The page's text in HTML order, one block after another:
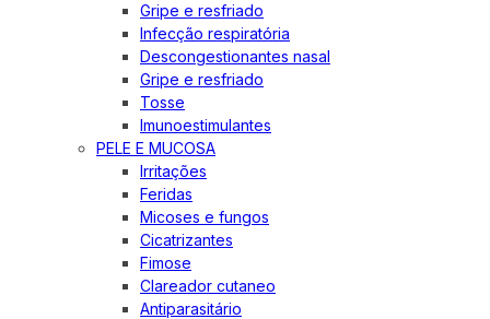
Gripe e resfriado
Infecção respiratória
Descongestionantes nasal
Gripe e resfriado
Tosse
Imunoestimulantes
PELE E MUCOSA
Irritações
Feridas
Micoses e fungos
Cicatrizantes
Fimose
Clareador cutaneo
Antiparasitário